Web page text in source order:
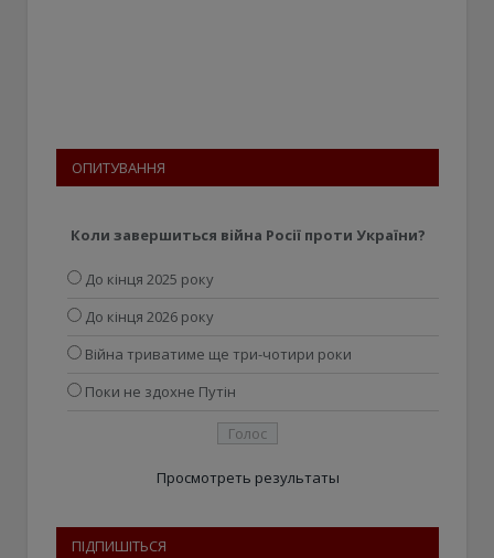
ОПИТУВАННЯ
Коли завершиться війна Росії проти України?
До кінця 2025 року
До кінця 2026 року
Війна триватиме ще три-чотири роки
Поки не здохне Путін
Просмотреть результаты
ПІДПИШІТЬСЯ